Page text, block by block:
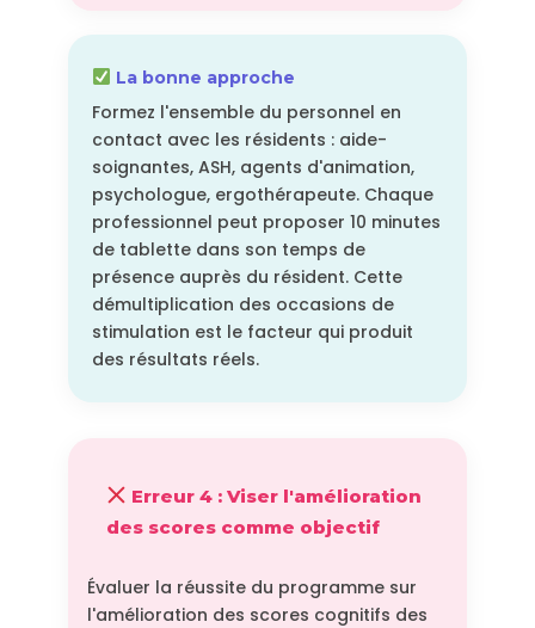
La bonne approche
Formez l'ensemble du personnel en
contact avec les résidents : aide-
soignantes, ASH, agents d'animation,
psychologue, ergothérapeute. Chaque
professionnel peut proposer 10 minutes
de tablette dans son temps de
présence auprès du résident. Cette
démultiplication des occasions de
stimulation est le facteur qui produit
des résultats réels.
Erreur 4 : Viser l'amélioration
des scores comme objectif
Évaluer la réussite du programme sur
l'amélioration des scores cognitifs des